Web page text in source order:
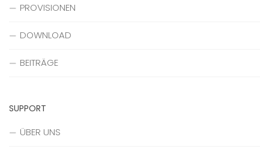
PROVISIONEN
DOWNLOAD
BEITRÄGE
SUPPORT
ÜBER UNS